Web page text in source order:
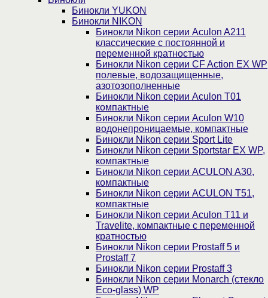
Бинокли YUKON
Бинокли NIKON
Бинокли Nikon серии Aculon A211
классические с постоянной и
переменной кратностью
Бинокли Nikon серии СF Action EX WP
полевые, водозащищенные,
азотозополненные
Бинокли Nikon серии Aculon T01
компактные
Бинокли Nikon серии Aculon W10
водонепроницаемые, компактные
Бинокли Nikon серии Sport Lite
Бинокли Nikon серии Sportstar EX WP,
компактные
Бинокли Nikon серии ACULON A30,
компактные
Бинокли Nikon серии ACULON Т51,
компактные
Бинокли Nikon серии Aculon T11 и
Travelite, компактные с переменной
кратностью
Бинокли Nikon серии Prostaff 5 и
Prostaff 7
Бинокли Nikon серии Prostaff 3
Бинокли Nikon серии Monarch (стекло
Eco-glass) WP